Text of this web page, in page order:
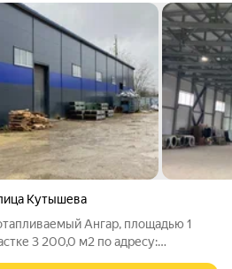
Кутышева
Ангар, площадью 1
3 200,0 м2 по адресу: